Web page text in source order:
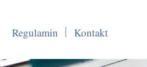
Regulamin Kontakt